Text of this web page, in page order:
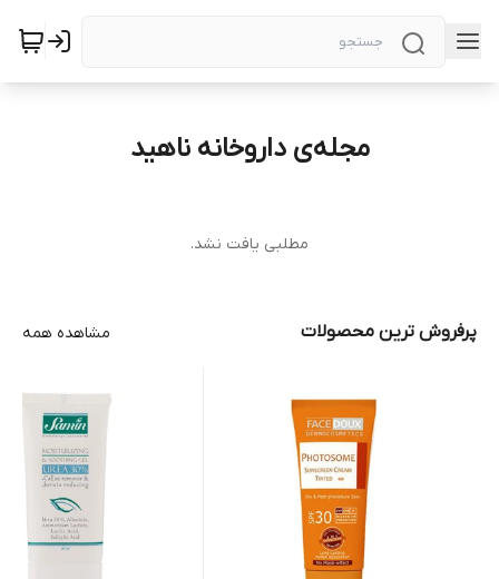
مجله‌ی داروخانه ناهید
مطلبی یافت نشد.
پرفروش ترین محصولات مشاهده همه